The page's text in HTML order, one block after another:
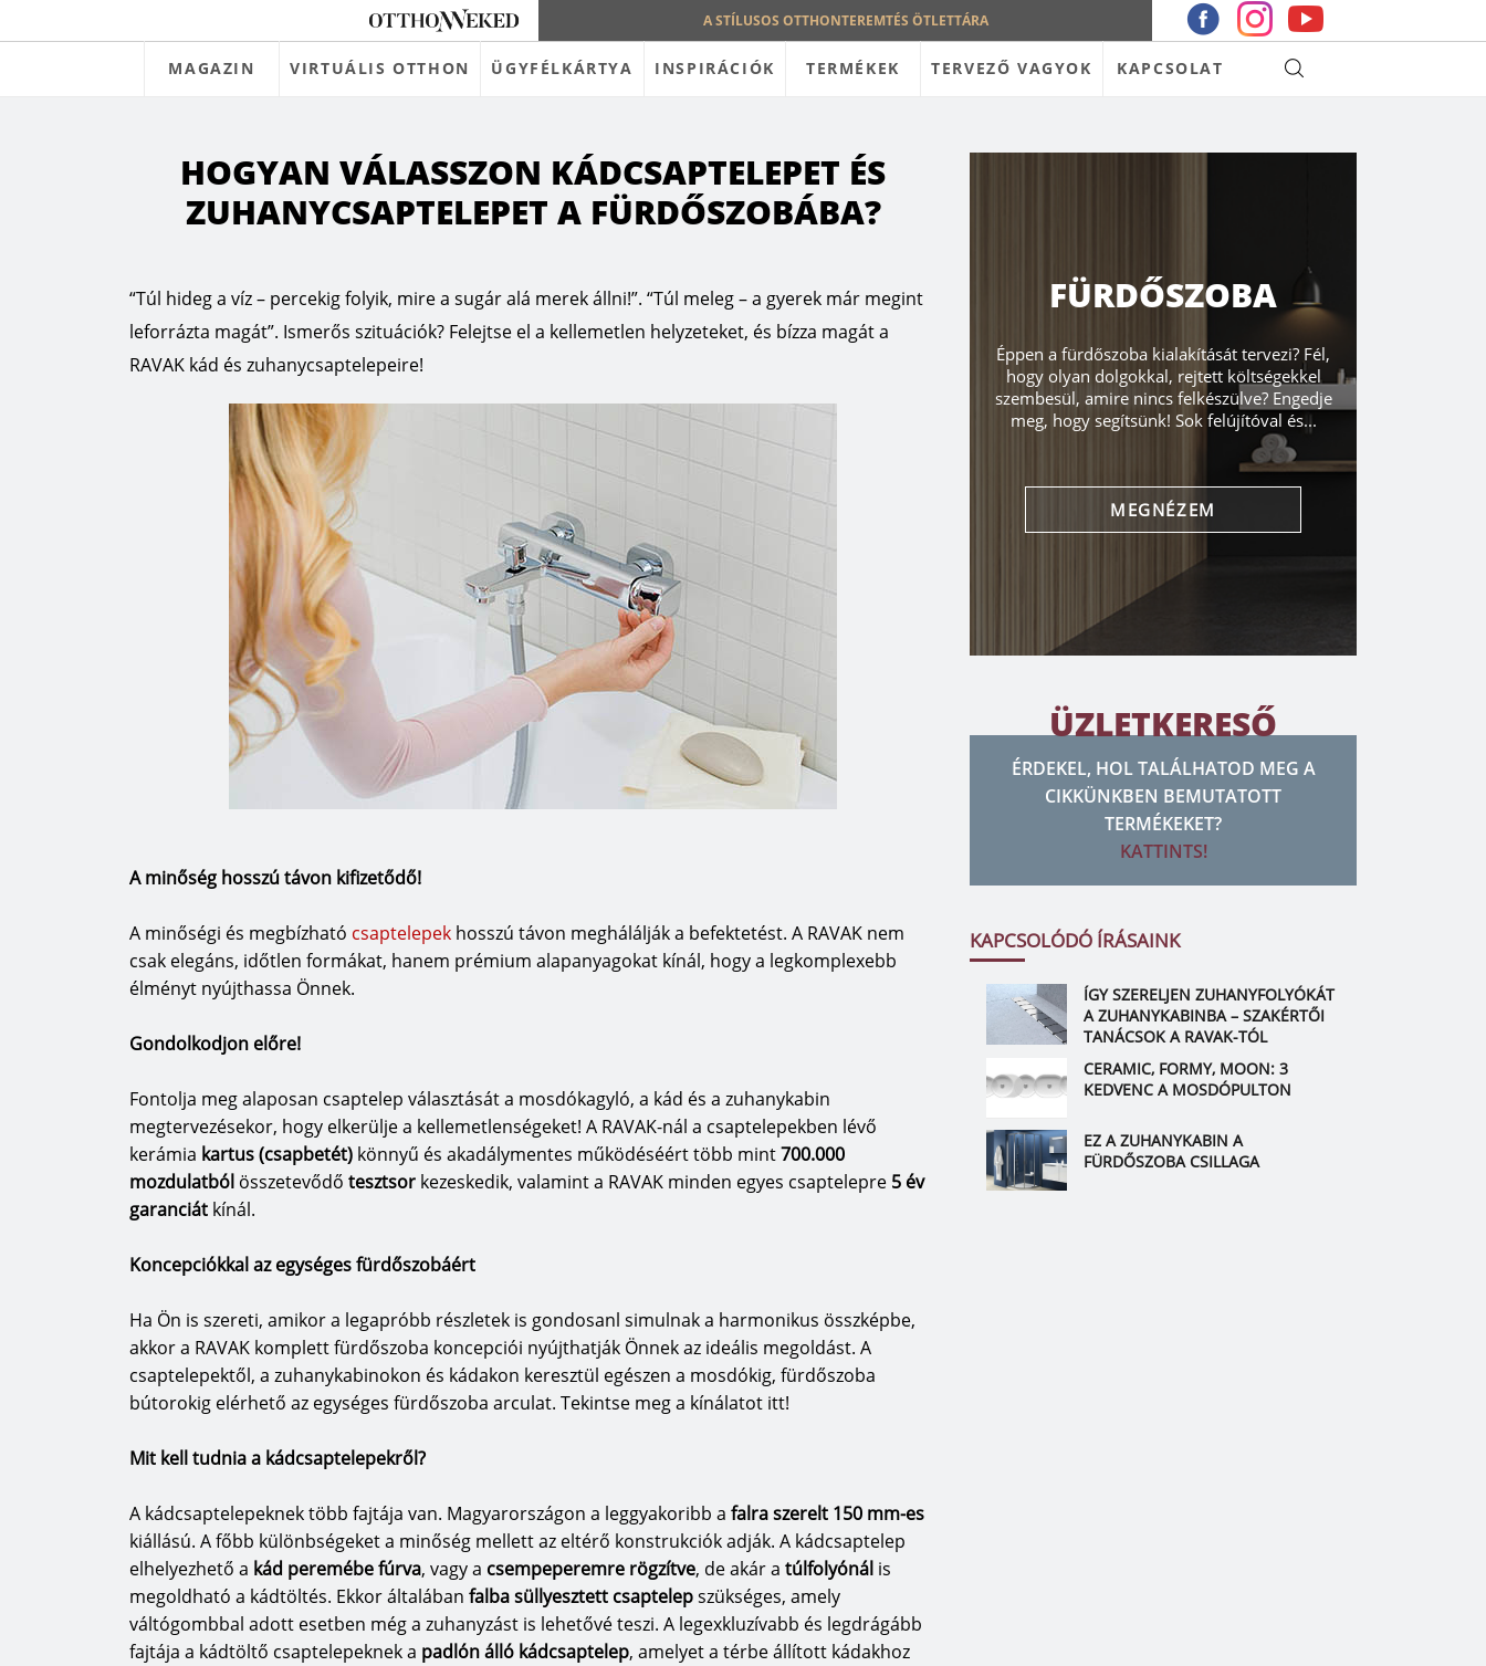
A STÍLUSOS OTTHONTEREMTÉS ÖTLETTÁRA
MAGAZIN VIRTUÁLIS OTTHON ÜGYFÉLKÁRTYA INSPIRÁCIÓK TERMÉKEK TERVEZŐ VAGYOK KAPCSOLAT
HOGYAN VÁLASSZON KÁDCSAPTELEPET ÉS
ZUHANYCSAPTELEPET A FÜRDŐSZOBÁBA?
“Túl hideg a víz – percekig folyik, mire a sugár alá merek állni!”. “Túl meleg – a gyerek már megint
leforrázta magát”. Ismerős szituációk? Felejtse el a kellemetlen helyzeteket, és bízza magát a
RAVAK kád és zuhanycsaptelepeire!
A minőség hosszú távon kifizetődő!
A minőségi és megbízható csaptelepek hosszú távon meghálálják a befektetést. A RAVAK nem
csak elegáns, időtlen formákat, hanem prémium alapanyagokat kínál, hogy a legkomplexebb
élményt nyújthassa Önnek.
Gondolkodjon előre!
Fontolja meg alaposan csaptelep választását a mosdókagyló, a kád és a zuhanykabin
megtervezésekor, hogy elkerülje a kellemetlenségeket! A RAVAK-nál a csaptelepekben lévő
kerámia kartus (csapbetét) könnyű és akadálymentes működéséért több mint700.000
mozdulatból összetevődő tesztsor kezeskedik, valamint a RAVAK minden egyes csaptelepre 5 év
garanciát kínál.
Koncepciókkal az egységes fürdőszobáért
Ha Ön is szereti, amikor a legapróbb részletek is gondosanl simulnak a harmonikus összképbe,
akkor a RAVAK komplett fürdőszoba koncepciói nyújthatják Önnek az ideális megoldást. A
csaptelepektől, a zuhanykabinokon és kádakon keresztül egészen a mosdókig, fürdőszoba
bútorokig elérhető az egységes fürdőszoba arculat. Tekintse meg a kínálatot itt!
Mit kell tudnia a kádcsaptelepekről?
A kádcsaptelepeknek több fajtája van. Magyarországon a leggyakoribb a falra szerelt 150 mm-es
kiállású. A főbb különbségeket a minőség mellett az eltérő konstrukciók adják. A kádcsaptelep
elhelyezhető a kád peremébe fúrva, vagy a csempeperemre rögzítve, de akár a túlfolyónál is
megoldható a kádtöltés. Ekkor általában falba süllyesztett csaptelepszükséges, amely
váltógombbal adott esetben még a zuhanyzást is lehetővé teszi. A legexkluzívabb és legdrágább
fajtája a kádtöltő csaptelepeknek a padlón álló kádcsaptelep, amelyet a térbe állított kádakhoz
FÜRDŐSZOBA
Éppen a fürdőszoba kialakítását tervezi? Fél,
hogy olyan dolgokkal, rejtett költségekkel
szembesül, amire nincs felkészülve? Engedje
meg, hogy segítsünk! Sok felújítóval és...
MEGNÉZEM
ÜZLETKERESŐ
ÉRDEKEL, HOL TALÁLHATOD MEG A
CIKKÜNKBEN BEMUTATOTT
TERMÉKEKET?
KATTINTS!
KAPCSOLÓDÓ ÍRÁSAINK
ÍGY SZERELJEN ZUHANYFOLYÓKÁT
A ZUHANYKABINBA – SZAKÉRTŐI
TANÁCSOK A RAVAK-TÓL
CERAMIC, FORMY, MOON: 3
KEDVENC A MOSDÓPULTON
EZ A ZUHANYKABIN A
FÜRDŐSZOBA CSILLAGA